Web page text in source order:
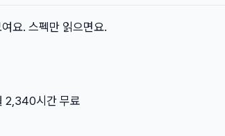
요. 스펙만 읽으면요.
2,340시간 무료